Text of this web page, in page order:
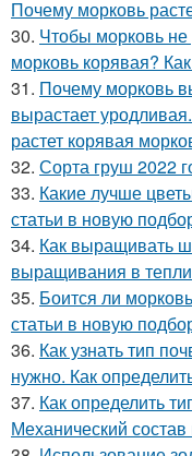
Почему морковь
30. Чтобы морковь
морковь корявая?
31. Почему морковь
вырастает
растет корявая
32. Сорта груш 2022
33. Какие лучше
статьи в новую
34. Как выращивать
выращивания в
35. Боится ли
статьи в новую
36. Как узнать тип
нужно. Как
37. Как определить
Механический